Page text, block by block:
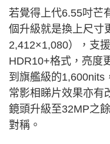
若覺得上代6.55吋芒
個升級就是換上尺寸
2,412×1,080），支
HDR10+格式，亮度
到旗艦級的1,600nits
常影相睇片效果亦有
鏡頭升級至32MP之
對稱。